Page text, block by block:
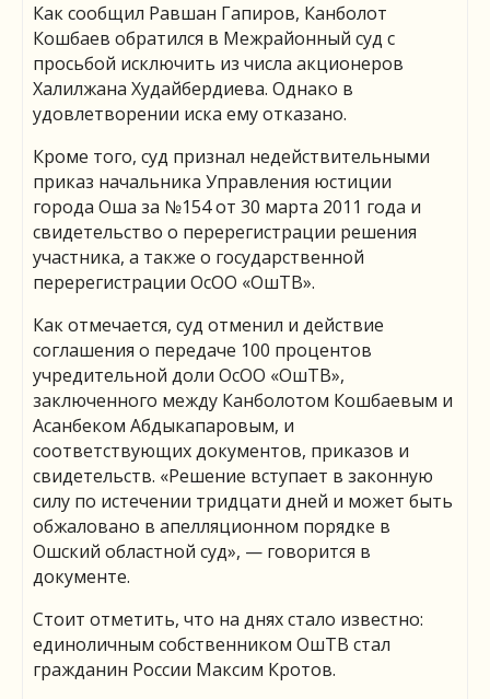
Как сообщил Равшан Гапиров, Канболот
Кошбаев обратился в Межрайонный суд с
просьбой исключить из числа акционеров
Халилжана Худайбердиева. Однако в
удовлетворении иска ему отказано.
Кроме того, суд признал недействительными
приказ начальника Управления юстиции
города Оша за №154 от 30 марта 2011 года и
свидетельство о перерегистрации решения
участника, а также о государственной
перерегистрации ОсОО «ОшТВ».
Как отмечается, суд отменил и действие
соглашения о передаче 100 процентов
учредительной доли ОсОО «ОшТВ»,
заключенного между Канболотом Кошбаевым и
Асанбеком Абдыкапаровым, и
соответствующих документов, приказов и
свидетельств. «Решение вступает в законную
силу по истечении тридцати дней и может быть
обжаловано в апелляционном порядке в
Ошский областной суд», — говорится в
документе.
Стоит отметить, что на днях стало известно:
единоличным собственником ОшТВ стал
гражданин России Максим Кротов.